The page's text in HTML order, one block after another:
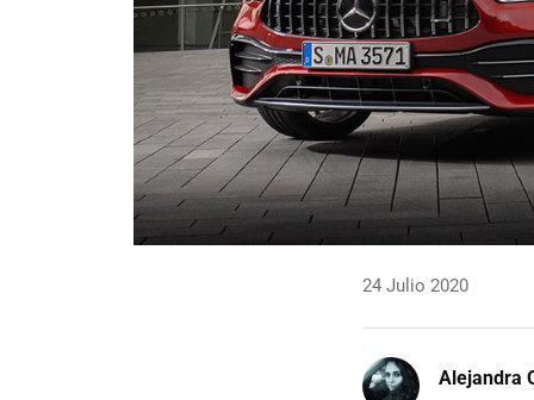
24 Julio 2020
Alejandra